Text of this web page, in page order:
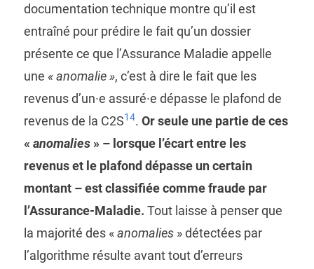
documentation technique montre qu’il est
entraîné pour prédire le fait qu’un dossier
présente ce que l’Assurance Maladie appelle
une « anomalie », c’est à dire le fait que les
revenus d’un·e assuré·e dépasse le plafond de
revenus de la C2S14. Or seule une partie de ces
« anomalies» – lorsque l’écart entre les
revenus et le plafond dépasse un certain
montant – est classifiée comme fraude par
l’Assurance-Maladie. Tout laisse à penser que
la majorité des «anomalies» détectées par
l’algorithme résulte avant tout d’erreurs